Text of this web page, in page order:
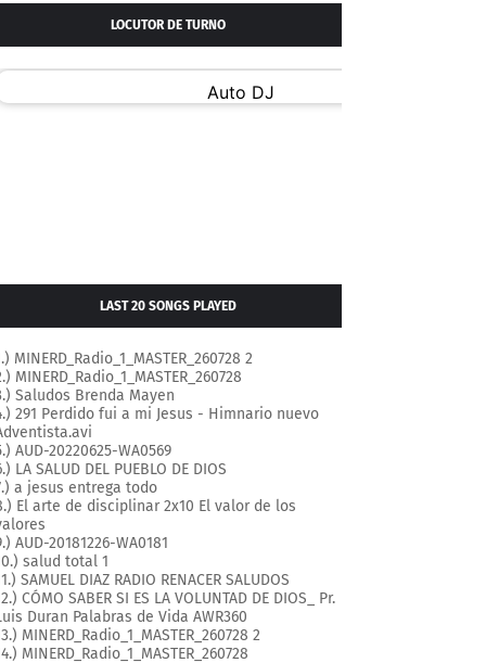
LOCUTOR DE TURNO
LAST 20 SONGS PLAYED
MINERD_Radio_1_MASTER_260728 2
MINERD_Radio_1_MASTER_260728
Saludos Brenda Mayen
291 Perdido fui a mi Jesus - Himnario nuevo
AUD-20220625-WA0569
LA SALUD DEL PUEBLO DE DIOS
a jesus entrega todo
El arte de disciplinar 2x10 El valor de los
AUD-20181226-WA0181
salud total 1
SAMUEL DIAZ RADIO RENACER SALUDOS
CÓMO SABER SI ES LA VOLUNTAD DE DIOS_ Pr.
Duran Palabras de Vida AWR360
MINERD_Radio_1_MASTER_260728 2
MINERD_Radio_1_MASTER_260728